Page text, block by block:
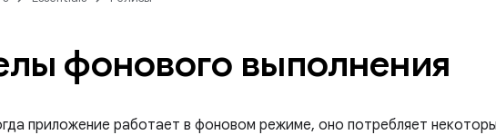
фонового выполнения
приложение работает в фоновом режиме, оно потребляет